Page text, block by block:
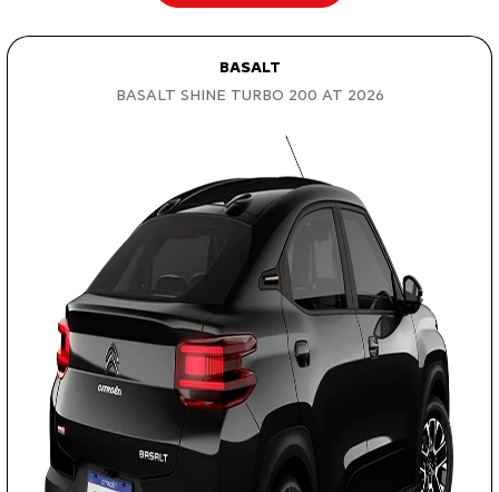
BASALT
BASALT SHINE TURBO 200 AT 2026